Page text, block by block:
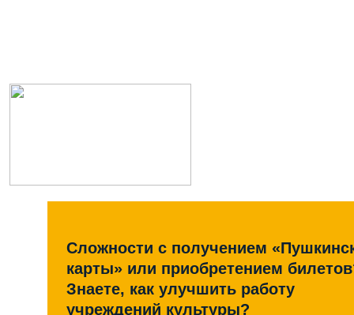
Сложности с получением
карты» или приобретением
Знаете, как улучшить работу
учреждений культуры?